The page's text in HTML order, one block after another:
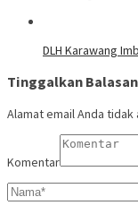
DLH Karawang
Tinggalkan Balasan
Alamat email Anda tidak
Komentar